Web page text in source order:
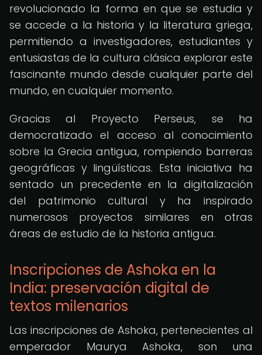
revolucionado la forma en que se estudia y
se accede a la historia y la literatura griega,
permitiendo a investigadores, estudiantes y
entusiastas de la cultura clásica explorar este
fascinante mundo desde cualquier parte del
mundo, en cualquier momento.
Gracias al Proyecto Perseus, se ha
democratizado el acceso al conocimiento
sobre la Grecia antigua, rompiendo barreras
geográficas y lingüísticas. Esta iniciativa ha
sentado un precedente en la digitalización
del patrimonio cultural y ha inspirado
numerosos proyectos similares en otras
áreas de estudio de la historia antigua.
Inscripciones de Ashoka en la
India: preservación digital de
textos milenarios
Las inscripciones de Ashoka, pertenecientes al
emperador Maurya Ashoka, son una